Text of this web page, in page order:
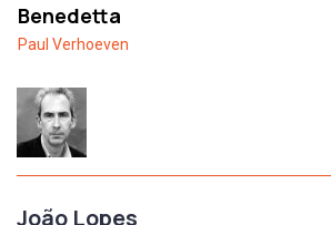
Benedetta
Paul Verhoeven
João Lopes